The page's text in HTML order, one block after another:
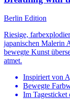
Berlin Edition
Riesige,
japanischen
bewegte Kunst
atmet.
Inspiriert von
Bewegte
Im Tagesticket